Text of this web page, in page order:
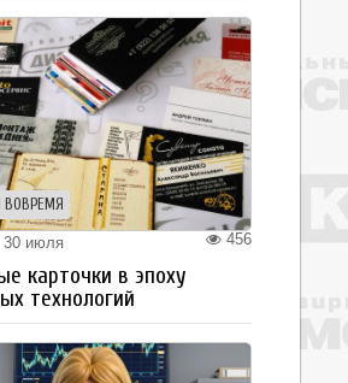
ВОВРЕМЯ
456
30 июля
карточки в эпоху
технологий